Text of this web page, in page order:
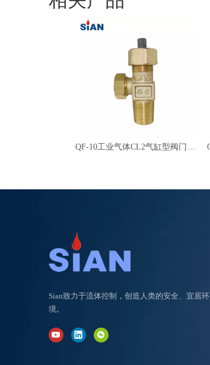
QF-10工业气体CL2气缸型阀门黄铜
Sian致力于流体控制，创造人类的安全、宜居环
境。